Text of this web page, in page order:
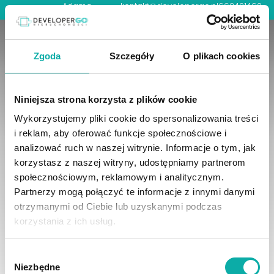
Zgoda Szczegóły O plikach cookies
Niniejsza strona korzysta z plików cookie
Wykorzystujemy pliki cookie do spersonalizowania treści
i reklam, aby oferować funkcje społecznościowe i
analizować ruch w naszej witrynie. Informacje o tym, jak
korzystasz z naszej witryny, udostępniamy partnerom
społecznościowym, reklamowym i analitycznym.
Partnerzy mogą połączyć te informacje z innymi danymi
otrzymanymi od Ciebie lub uzyskanymi podczas
korzystania z ich usług.
zgody
Niezbędne
Developergo
Adama
Mickiewicza
37 lok. U1
15-213
kontakt@developergo.pl662401460
mapa